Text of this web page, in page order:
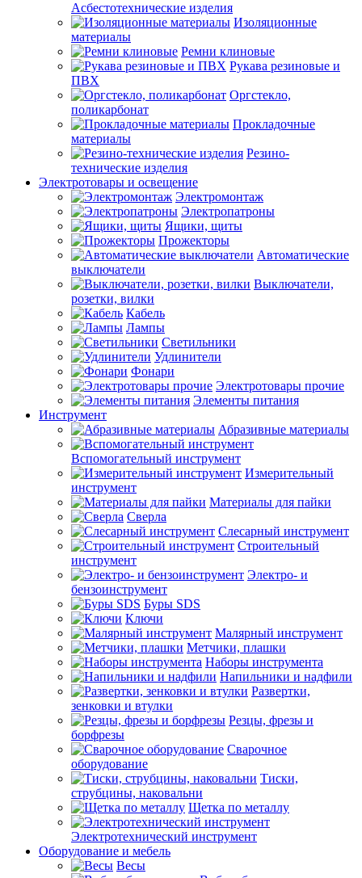
Асбестотехнические изделия
Изоляционные
материалы
Ремни клиновые
Рукава резиновые и
ПВХ
Оргстекло,
поликарбонат
Прокладочные
материалы
Резино-
технические изделия
Электротовары и освещение
Электромонтаж
Электропатроны
Ящики, щиты
Прожекторы
Автоматические
выключатели
Выключатели,
розетки, вилки
Кабель
Лампы
Светильники
Удлинители
Фонари
Электротовары прочие
Элементы питания
Инструмент
Абразивные материалы
Вспомогательный инструмент
Измерительный
инструмент
Материалы для пайки
Сверла
Слесарный инструмент
Строительный
инструмент
Электро- и
бензоинструмент
Буры SDS
Ключи
Малярный инструмент
Метчики, плашки
Наборы инструмента
Напильники и надфили
Развертки,
зенковки и втулки
Резцы, фрезы и
борфрезы
Сварочное
оборудование
Тиски,
струбцины, наковальни
Щетка по металлу
Электротехнический инструмент
Оборудование и мебель
Весы